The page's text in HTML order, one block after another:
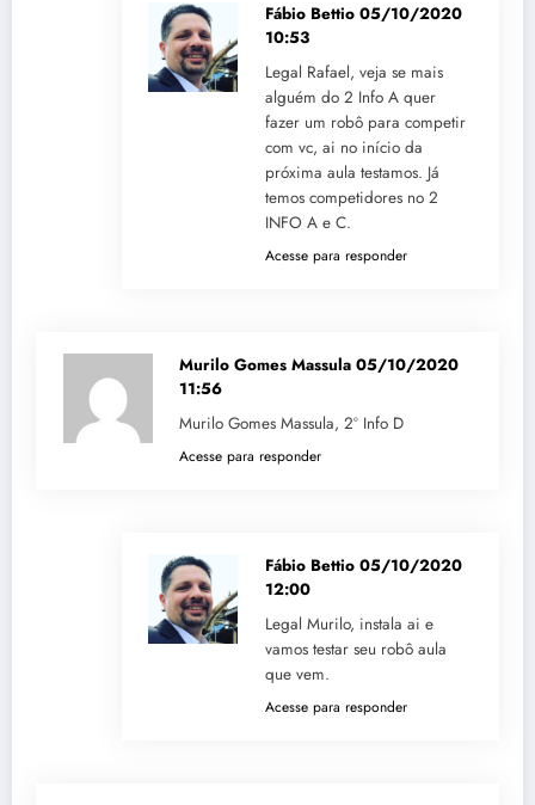
Fábio Bettio 05/10/2020
10:53
Legal Rafael, veja se mais
alguém do 2 Info A quer
fazer um robô para competir
com vc, ai no início da
próxima aula testamos. Já
temos competidores no 2
INFO A e C.
Acesse para responder
Murilo Gomes Massula 05/10/2020
11:56
Murilo Gomes Massula, 2º Info D
Acesse para responder
Fábio Bettio 05/10/2020
12:00
Legal Murilo, instala ai e
vamos testar seu robô aula
que vem.
Acesse para responder